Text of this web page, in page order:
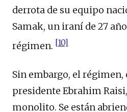
derrota de su equipo
Samak, un iraní de 27
régimen. [10]
Sin embargo, el régimen,
presidente Ebrahim
monolito. Se están